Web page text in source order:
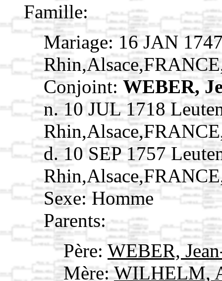
Famille:
Mariage: 16 JAN
Conjoint: WEBER,
n. 10 JUL 1718
d. 10 SEP 1757
Sexe: Homme
Parents:
Père: WEBER,
Mère:WILHELM,